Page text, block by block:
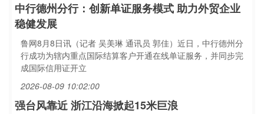
中行德州分行：创新单证服务模式 助力外贸企业
稳健发展
鲁网8月8日讯（记者 吴美琳 通讯员 郭佳）近日，中行德州分
行成功为辖内重点国际结算客户开通在线单证服务，并同步完
成国际信用证开立
2026-08-09 10:02:00
强台风靠近 浙江沿海掀起15米巨浪